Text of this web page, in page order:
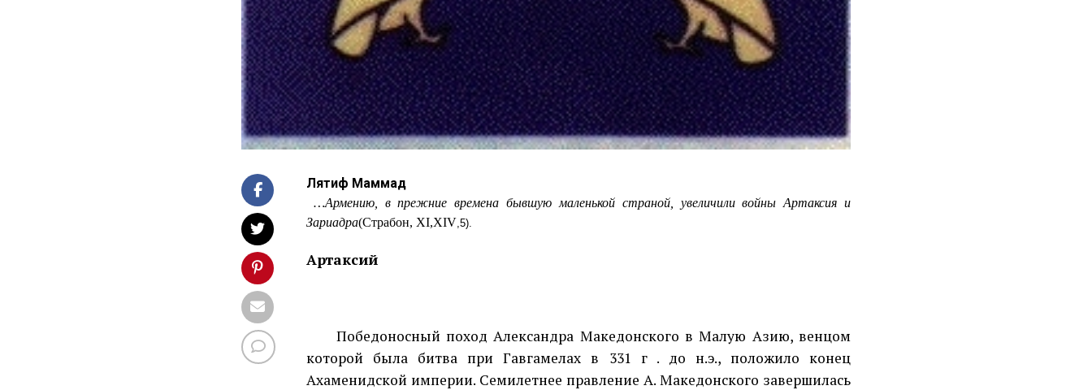
Лятиф Маммад
…Армению, в прежние времена бывшую маленькой страной, увеличили войны Артаксия и
Зариадра(Страбон, XI,XIV ,5).
Артаксий
Победоносный поход Александра Македонского в Малую Азию, венцом
которой была битва при Гавгамелах в 331 г . до н.э., положило конец
Ахаменидской империи. Семилетнее правление А. Македонского завершилась